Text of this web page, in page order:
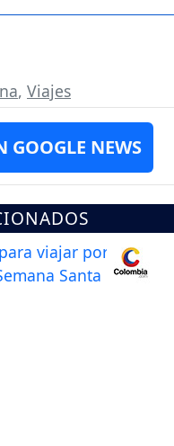
, Viajes
GOOGLE NEWS